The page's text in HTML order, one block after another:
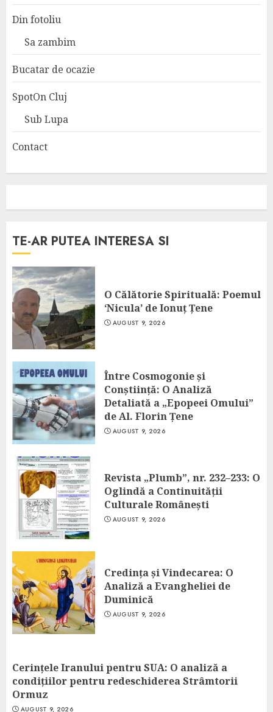
Din fotoliu
Sa zambim
Bucatar de ocazie
SpotOn Cluj
Sub Lupa
Contact
TE-AR PUTEA INTERESA SI
O Călătorie Spirituală: Poemul
‘Nicula’ de Ionuț Țene
AUGUST 9, 2026
Între Cosmogonie și
Conștiință: O Analiză
Detaliată a „Epopeei Omului”
de Al. Florin Țene
AUGUST 9, 2026
Revista „Plumb”, nr. 232–233: O
Oglindă a Continuității
Culturale Românești
AUGUST 9, 2026
Credința și Vindecarea: O
Analiză a Evangheliei de
Duminică
AUGUST 9, 2026
Cerințele Iranului pentru SUA: O analiză a
condițiilor pentru redeschiderea Strâmtorii
Ormuz
AUGUST 9, 2026